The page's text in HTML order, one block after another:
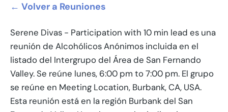
← Volver a Reuniones
Serene Divas - Participation with 10 min lead es una
reunión de Alcohólicos Anónimos incluida en el
listado del Intergrupo del Área de San Fernando
Valley. Se reúne lunes, 6:00 pm to 7:00 pm. El grupo
se reúne en Meeting Location, Burbank, CA, USA.
Esta reunión está en la región Burbank del San